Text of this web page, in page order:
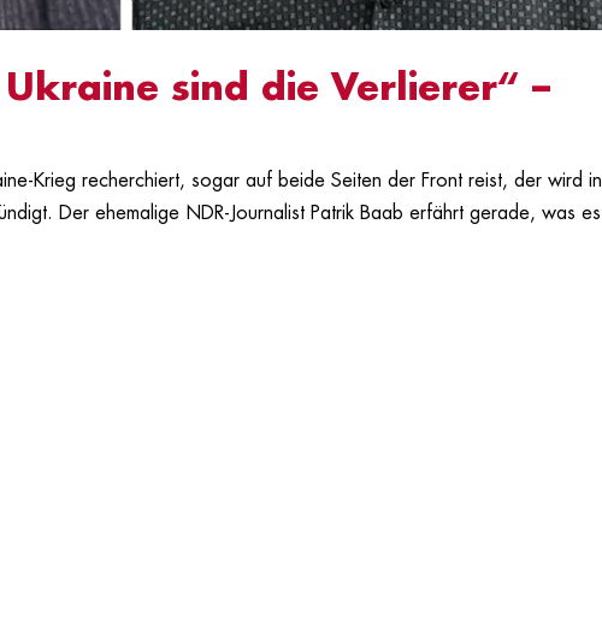
sind die Verlierer“ –
Krieg recherchiert, sogar auf beide Seiten der Front reist, der wird in
Der ehemalige NDR-Journalist Patrik Baab erfährt gerade, was es